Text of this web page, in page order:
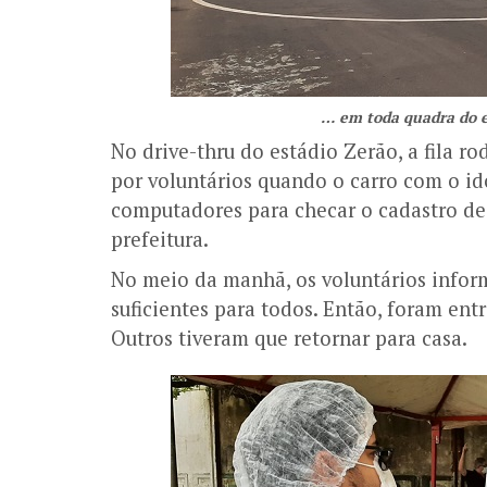
… em toda quadra do
No drive-thru do estádio Zerão, a fila
por voluntários quando o carro com o
computadores para checar o cadastro
prefeitura.
No meio da manhã, os voluntários
suficientes para todos. Então, foram
Outros tiveram que retornar para casa.